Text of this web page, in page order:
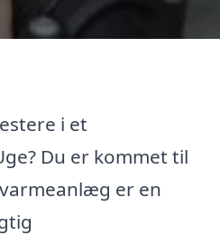
i et
Du er kommet til
er en